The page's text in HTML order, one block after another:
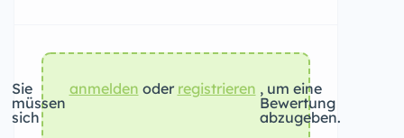
Sie
müssen
sich
anmelden oder registrieren , um eine
Bewertung
abzugeben.